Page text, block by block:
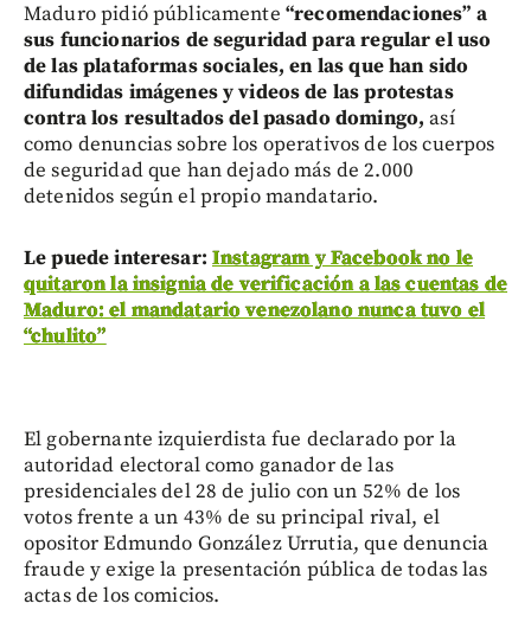
Maduro pidió públicamente “recomendaciones” a
sus funcionarios de seguridad para regular el uso
de las plataformas sociales, en las que han sido
difundidas imágenes y videos de las protestas
contra los resultados del pasado domingo, así
como denuncias sobre los operativos de los cuerpos
de seguridad que han dejado más de 2.000
detenidos según el propio mandatario.
Le puede interesar: Instagram y Facebook no le
quitaron la insignia de verificación a las cuentas de
Maduro: el mandatario venezolano nunca tuvo el
“chulito”
El gobernante izquierdista fue declarado por la
autoridad electoral como ganador de las
presidenciales del 28 de julio con un 52% de los
votos frente a un 43% de su principal rival, el
opositor Edmundo González Urrutia, que denuncia
fraude y exige la presentación pública de todas las
actas de los comicios.